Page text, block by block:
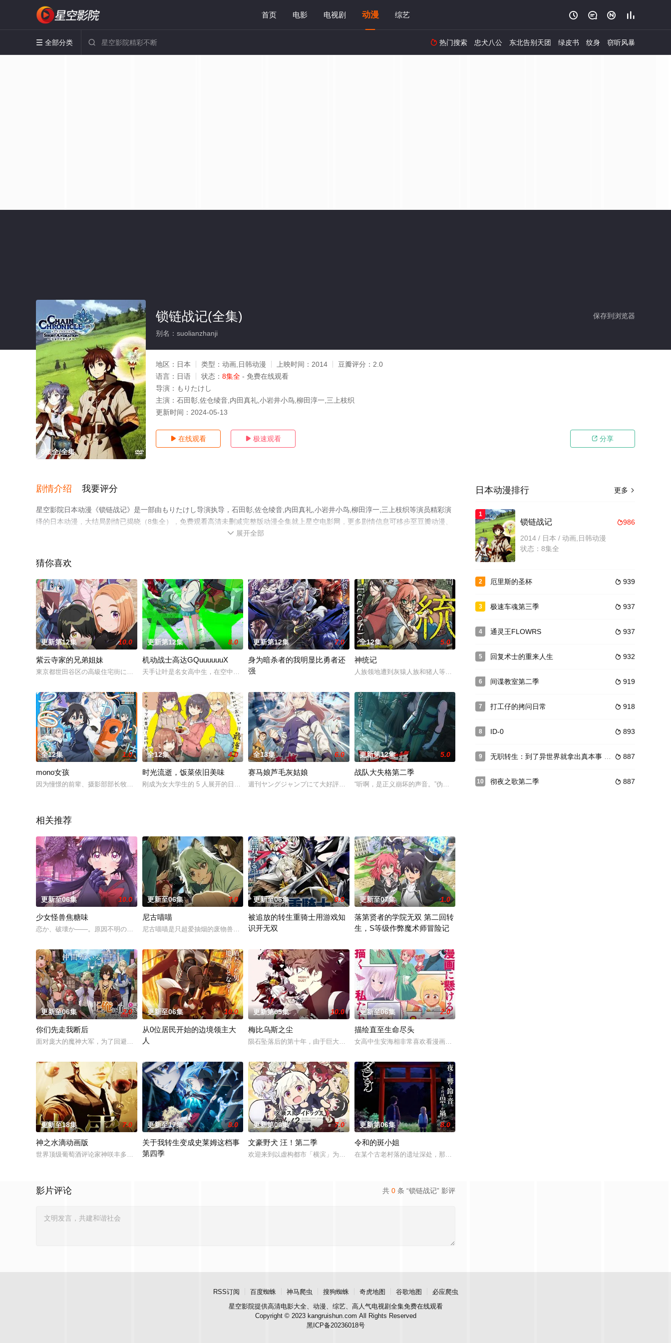
首页 电影 电视剧 动漫 综艺    
 全部分类   热门搜索 忠犬八公 东北告别天团 绿皮书 纹身 窃听风暴
8集全/全集
保存到浏览器
锁链战记(全集)
别名：suolianzhanji
地区： 日本 类型： 动画,日韩动漫 上映时间： 2014 豆瓣评分： 2.0
语言： 日语 状态： 8集全 - 免费在线观看
导演： もりたけし
主演： 石田彰,佐仓绫音,内田真礼,小岩井小鸟,柳田淳一,三上枝织
更新时间： 2024-05-13
 在线观看  极速观看  分享
剧情介绍 我要评分
星空影院日本动漫《锁链战记》是一部由もりたけし导演执导，石田彰,佐仓绫音,内田真礼,小岩井小鸟,柳田淳一,三上枝织等演员精彩演
绎的日本动漫，大结局剧情已揭晓（8集全），免费观看高清未删减完整版动漫全集就上星空电影网，更多剧情信息可移步至豆瓣动漫、
 展开全部
猜你喜欢
更新第12集 10.0
紫云寺家的兄弟姐妹
東京都世田谷区の高級住宅街に豪邸を構える「紫雲寺家」。ここに住む7人のは、才色兼備として知られ、なかで
更新第12集 8.0
机动战士高达GQuuuuuuX
天手让叶是名女高中生，在空中的宇宙殖民卫星过着平静的生活。但在遇到难民少女尼娅安后，她被卷入了非法MS
更新第12集 7.0
身为暗杀者的我明显比勇者还
强
存在感薄弱的高中生织田晶，有一天突然和同班同学一起被召唤到了异世界。全班人因召唤都被赋予了开挂能力，晶
全12集 5.0
神统记
人族领地遭到灰猿人族和猪人等亚人种入侵，战乱时代持续不断。拉格村的少年·凯为了守护村庄，每天都在战
全12集 1.0
mono女孩
因为憧憬的前辈、摄影部部长牧之原的毕业，新任摄影部部长雨宫五月陷入了消沉。在朋友雾山杏的鼓励下，五月重
全12集 4.0
时光流逝，饭菜依旧美味
刚成为女大学生的 5 人展开的日常系原创动画。喜欢美食，想和大家一起尽情玩耍，学习也要稍微努力一下，尽
全13集 6.0
赛马娘芦毛灰姑娘
週刊ヤングジャンプにて大好評連載中、累計発行部数600万部突破!!クロスメディアコンテンツ『ウマ娘 プ
更新第12集 5.0
战队大失格第二季
“听啊，是正义崩坏的声音。”伪装潜入龙神守望者组织的战斗员D，他是否能成功完成任务？
相关推荐
更新至06集 10.0
少女怪兽焦糖味
恋か、破壊か――。原因不明の病に悩まされている女子高生・赤石黒絵（クロエ）。不器用で人との交流を避けて
更新至06集 7.0
尼古喵喵
尼古喵喵是只超爱抽烟的废物兽人！因为缺乏伦理与卫生观念，不是把烟头往窗外乱丢，就是对人乱吐口水，偶尔还
更新至06集 8.0
被追放的转生重骑士用游戏知
识开无双
更新至07集 1.0
落第贤者的学院无双 第二回转
生，S等级作弊魔术师冒险记
更新至06集 2.0
你们先走我断后
面对庞大的魔神大军，为了回避全灭危机，勒库对伙伴们说出「这边交给我，你们先走吧！」， 一个人殿后对抗敌
更新至06集 10.0
从0位居民开始的边境领主大
人
更新第05集 10.0
梅比乌斯之尘
陨石坠落后的第十年，由于巨大结晶释放出的神秘粒子“梅比乌斯之尘”的影响，一部分孩子获得了名为“拉姆斯”
更新至06集 2.0
描绘直至生命尽头
女高中生安海相非常喜欢看漫画，尤其是 ☆野0 的《机器太与狸太》。国文老师手岛斥责她是浪费生命、声称
更新至18集 7.0
神之水滴动画版
世界顶级葡萄酒评论家神咲丰多香去世以后，留下了价值20亿日圆的丰厚遗产和一封遗书。在遗书中他宣布，只有
更新至17集 8.0
关于我转生变成史莱姆这档事
第四季
更新第06集 7.0
文豪野犬 汪！第二季
欢迎来到以虚构都市「横滨」为舞台，一众如同疯跑乱咬、四处乱窜的迷途犬们，热热闹闹、鸡飞狗跳的日常世界！
更新第06集 8.0
令和的斑小姐
在某个古老村落的遗址深处，那一片禁止入内的区域里，存在着被口口相传为“窥之生厄、亵之招祟”的“不可触
共 0 条 “锁链战记” 影评
影片评论
更多 
日本动漫排行
1
986
锁链战记
2014 / 日本 / 动画,日韩动漫
状态：8集全
2  939
厄里斯的圣杯
3  937
极速车魂第三季
4  937
通灵王FLOWRS
5  932
回复术士的重来人生
6  919
间谍教室第二季
7  918
打工仔的拷问日常
8  893
ID-0
9  887
无职转生：到了异世界就拿出真本事 第三季
10  887
彻夜之歌第二季
RSS订阅 百度蜘蛛 神马爬虫 搜狗蜘蛛 奇虎地图 谷歌地图
必应爬虫
星空影院提供高清电影大全、动漫、综艺、高人气电视剧全集免费在线观看
Copyright © 2023 kangruishun.com All Rights Reserved
黑ICP备20236018号